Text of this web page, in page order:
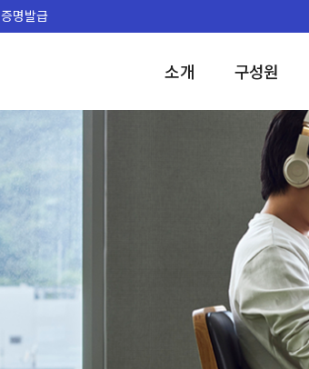
증명발급
소개 구성원